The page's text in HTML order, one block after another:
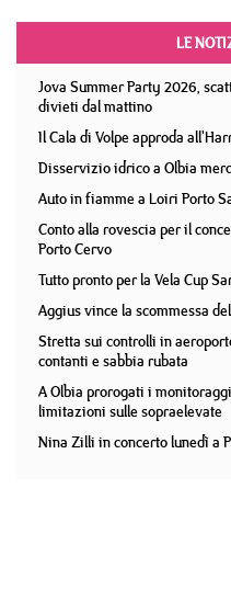
LE
Jova Summer Party 2026,
divieti dal mattino
Il Cala di Volpe approda
Disservizio idrico a Olbia
Auto in fiamme a Loiri Porto
Conto alla rovescia per il
Porto Cervo
Tutto pronto per la Vela Cup
Aggius vince la scommessa
Stretta sui controlli in
contanti e sabbia rubata
A Olbia prorogati i
limitazioni sulle sopraelevate
Nina Zilli in concerto lunedì a